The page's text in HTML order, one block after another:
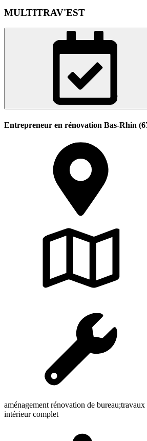
MULTITRAV'EST
Entrepreneur en rénovation Bas-Rhin
aménagement rénovation de
intérieur complet